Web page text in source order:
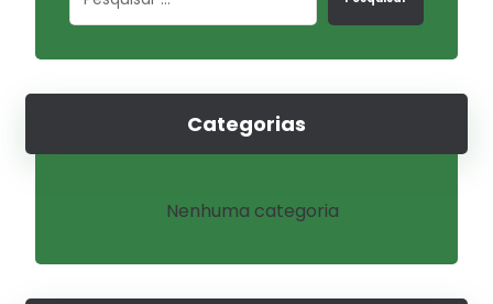
Categorias
Nenhuma categoria